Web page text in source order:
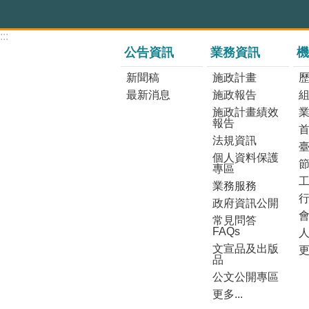
:::
公告資訊
新聞稿
最新消息
業務資訊
施政計畫
施政報告
施政計畫績效
報告
法規資訊
個人資料保護
專區
業務服務
政府資訊公開
常見問答
FAQs
文宣品及出版
品
公文公開專區
更多...